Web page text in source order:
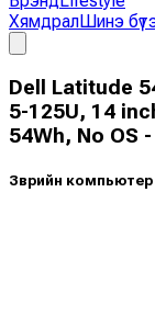
ХямдралШинэ
Dell Latitude
5-125U, 14
54Wh, No OS
Зөөврийн компьютер